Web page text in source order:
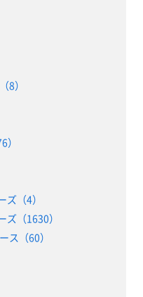
8）
（4）
（1630）
ス（60）